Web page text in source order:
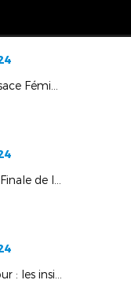
Tirages Coupes d'Alsace Féminines à 8 et à 11 - 8e Finales
eCoupe de France - Finale de la Phase Alsace
Futsal Cup - Final Four : les insides !